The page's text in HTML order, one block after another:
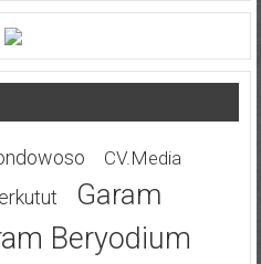
CV.Media
Garam
Beryodium